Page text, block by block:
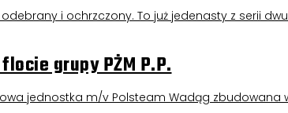
i ochrzczony. To już jedenasty z serii
grupy PŻM P.P.
jednostka m/v Polsteam Wadąg